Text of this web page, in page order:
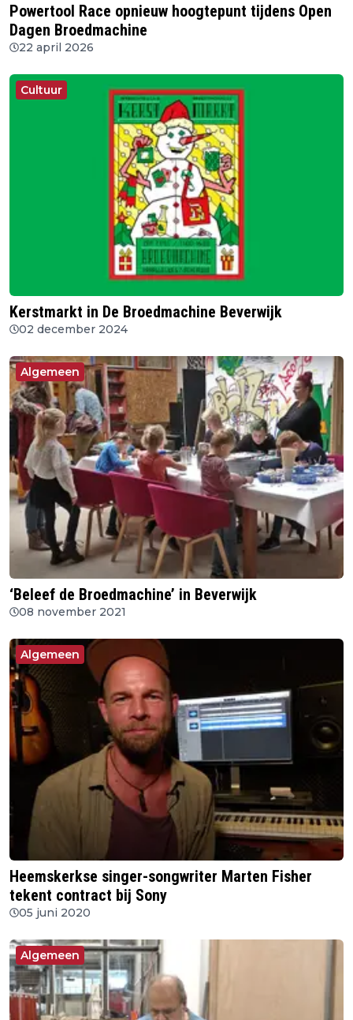
Powertool Race opnieuw hoogtepunt tijdens Open
Dagen Broedmachine
22 april 2026
Cultuur
Kerstmarkt in De Broedmachine Beverwijk
02 december 2024
Algemeen
‘Beleef de Broedmachine’ in Beverwijk
08 november 2021
Algemeen
Heemskerkse singer-songwriter Marten Fisher
tekent contract bij Sony
05 juni 2020
Algemeen